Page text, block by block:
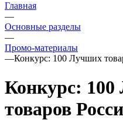
Главная
—
Основные разделы
—
Промо-материалы
—Конкурс: 100 Лучших
Конкурс:
товаров